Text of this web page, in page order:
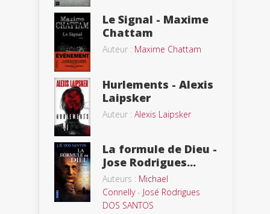
Le Signal - Maxime
Chattam
Auteur : Maxime Chattam
Hurlements - Alexis
Laipsker
Auteur : Alexis Laipsker
La formule de Dieu -
Jose Rodrigues...
Auteurs : Michael
Connelly- José Rodrigues
DOS SANTOS